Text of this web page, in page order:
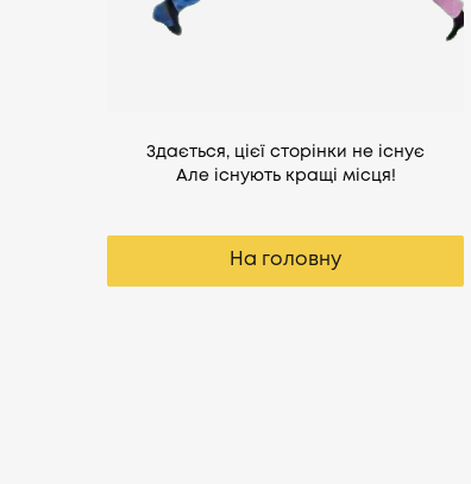
Здається, цієї сторінки не існує
Але існують кращі місця!
На головну